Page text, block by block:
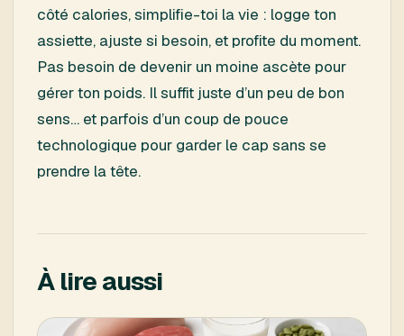
côté calories, simplifie-toi la vie : logge ton
assiette, ajuste si besoin, et profite du moment.
Pas besoin de devenir un moine ascète pour
gérer ton poids. Il suffit juste d’un peu de bon
sens… et parfois d’un coup de pouce
technologique pour garder le cap sans se
prendre la tête.
À lire aussi